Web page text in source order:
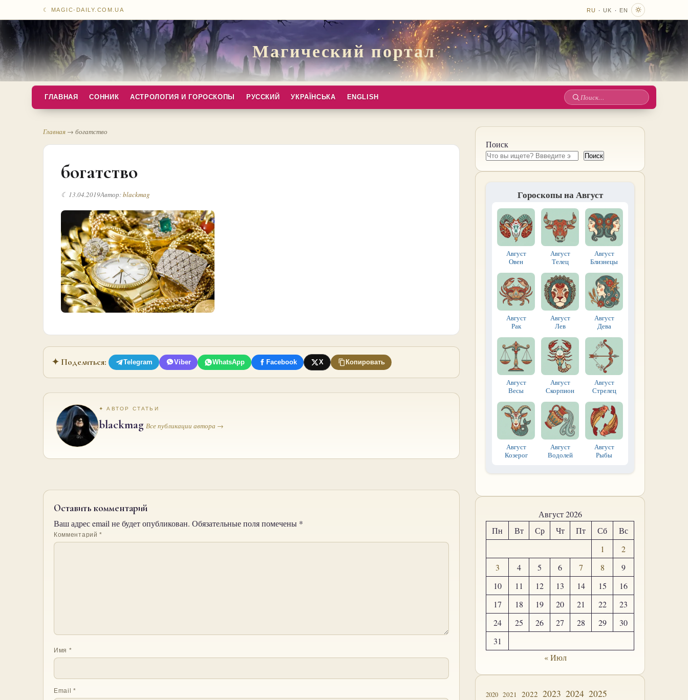
☾ MAGIC-DAILY.COM.UA RU · UK · EN
Магический портал
ГЛАВНАЯ СОННИК АСТРОЛОГИЯ И ГОРОСКОПЫ РУССКИЙ УКРАЇНСЬКА ENGLISH
Поиск
Главная → богатство
богатство
☾ 13.04.2019Автор:blackmag
✦ Поделиться: Telegram Viber WhatsApp Facebook X Копировать
✦ АВТОР СТАТЬИ
blackmag Все публикации автора →
Оставить комментарий
Ваш адрес email не будет опубликован. Обязательные поля помечены *
Комментарий*
Имя *
Email*
Поиск
Поиск
Гороскопы на Август
Август
Овен
Август
Телец
Август
Близнецы
Август
Рак
Август
Лев
Август
Дева
Август
Весы
Август
Скорпион
Август
Стрелец
Август
Козерог
Август
Водолей
Август
Рыбы
Август 2026
Пн
Вт Ср Чт Пт Сб
Вс
1
2
3
4 5 6 7 8
9
10
11 12 13 14 15
16
17
18 19 20 21 22
23
24
25 26 27 28 29
30
31
« Июл
2020 2021 2022 2023 2024 2025